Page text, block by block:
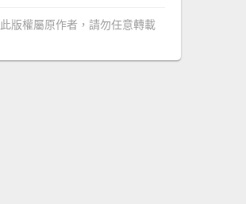
此版權屬原作者，請勿任意轉載